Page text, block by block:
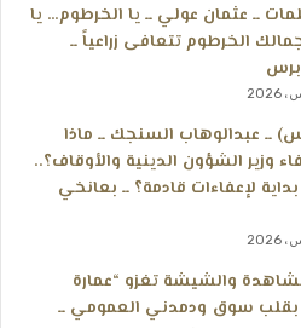
ــ عثمان عولي ــ يا الخرطوم… يا
الخرطوم تتعافى زراعياً ــ
ــ عبدالوهاب السنجك ــ ماذا
وزير الشؤون الدينية والأوقاف؟..
لإعفاءات قادمة؟ ــ بعانخي
والشيشة تغزو “عمارة
سوق ودمدني العمومي ــ